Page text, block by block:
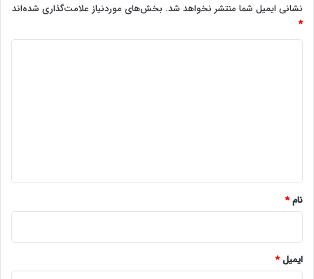
نشانی ایمیل شما منتشر نخواهد شد. بخش‌های موردنیاز علامت‌گذاری شده‌اند
*
نام*
ایمیل*